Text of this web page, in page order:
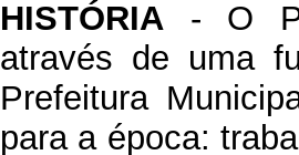
HISTÓRIA - O
através de uma
Prefeitura
para a época: